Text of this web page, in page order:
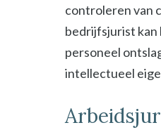
controleren van
bedrijfsjurist kan
personeel
intellectueel